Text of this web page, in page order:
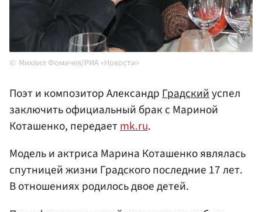
Михаил Фомичев/РИА «Новости»
Поэт и композитор АлександрГрадскийуспел
заключить официальный брак с Мариной
Коташенко, передаетmk.ru.
Модель и актриса Марина Коташенко являлась
спутницей жизни Градского последние 17 лет.
В отношениях родилось двое детей.